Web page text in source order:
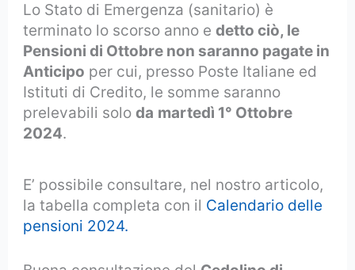
Lo Stato di Emergenza (sanitario) è
terminato lo scorso anno edetto ciò, le
Pensioni di Ottobre non saranno pagate in
Anticipo per cui, presso Poste Italiane ed
Istituti di Credito, le somme saranno
prelevabili soloda martedì 1° Ottobre
2024.
E’ possibile consultare, nel nostro articolo,
la tabella completa con il Calendario delle
pensioni 2024.